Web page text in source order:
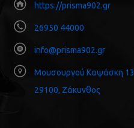
https://prisma902.gr
26950 44000
info@prisma902.gr
Μουσουργού Καψάσκη 13
29100, Ζάκυνθος